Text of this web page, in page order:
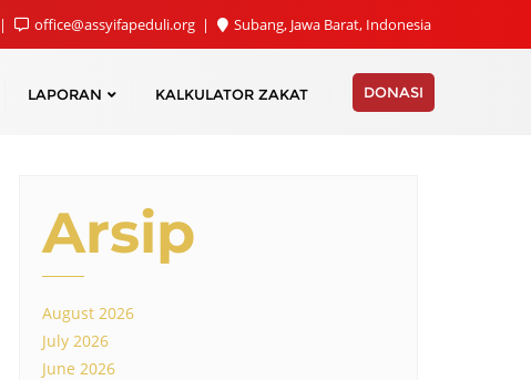
office@assyifapeduli.org Subang, Jawa Barat, Indonesia
LAPORAN KALKULATOR ZAKAT DONASI
Arsip
August 2026
July 2026
June 2026